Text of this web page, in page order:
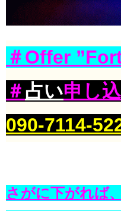
＃Offer
＃占い申し
090-7114-
さがに下がれば